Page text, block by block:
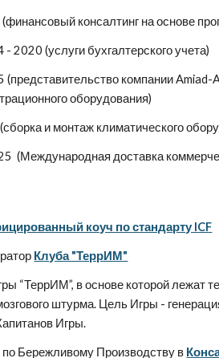
консалтинг на основе
(услуги бухгалтерского учета)
компании Amiad-
оборудования)
и монтаж климатического
(Международная доставка
коуч по стандарту ICF
Клуба "ТеррИМ"
“ТеррИМ”, в основе которой лежат
штурма. Цель Игры -
Игры.
по Бережливому Производству в